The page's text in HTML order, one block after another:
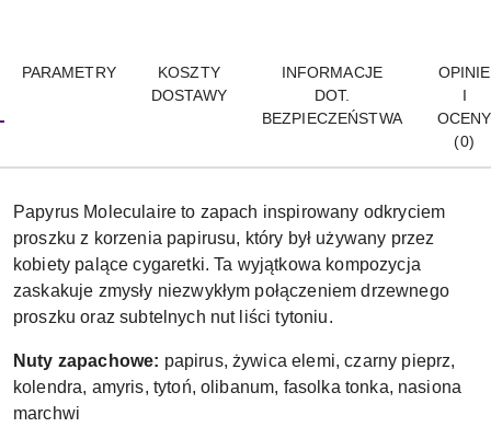
PARAMETRY
KOSZTY
DOSTAWY
INFORMACJE
DOT.
BEZPIECZEŃSTWA
OPINIE
I
OCENY
(0)
Papyrus Moleculaire to zapach inspirowany odkryciem
proszku z korzenia papirusu, który był używany przez
kobiety palące cygaretki. Ta wyjątkowa kompozycja
zaskakuje zmysły niezwykłym połączeniem drzewnego
proszku oraz subtelnych nut liści tytoniu.
Nuty zapachowe: papirus, żywica elemi, czarny pieprz,
kolendra, amyris, tytoń, olibanum, fasolka tonka, nasiona
marchwi